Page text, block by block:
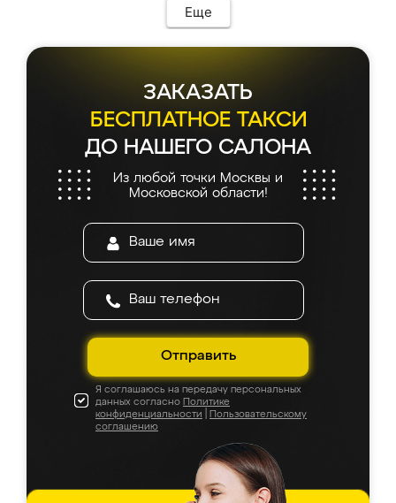
мебель сразу встала на свое место без
каких-либо доработок. Качеством осталась
довольна, все выглядит так, как и ожидала.
Еще
ЗАКАЗАТЬ
БЕСПЛАТНОЕ ТАКСИ
ДО НАШЕГО САЛОНА
Из любой точки Москвы и
Московской области!
Отправить
Я соглашаюсь на передачу персональных
данных согласно Политике
конфиденциальности
Пользовательскому
соглашению